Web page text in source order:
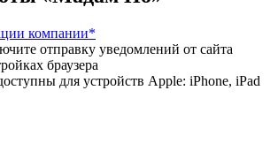
компании*
отправку уведомлений от сайта
браузера
для устройств Apple: iPhone, iPad